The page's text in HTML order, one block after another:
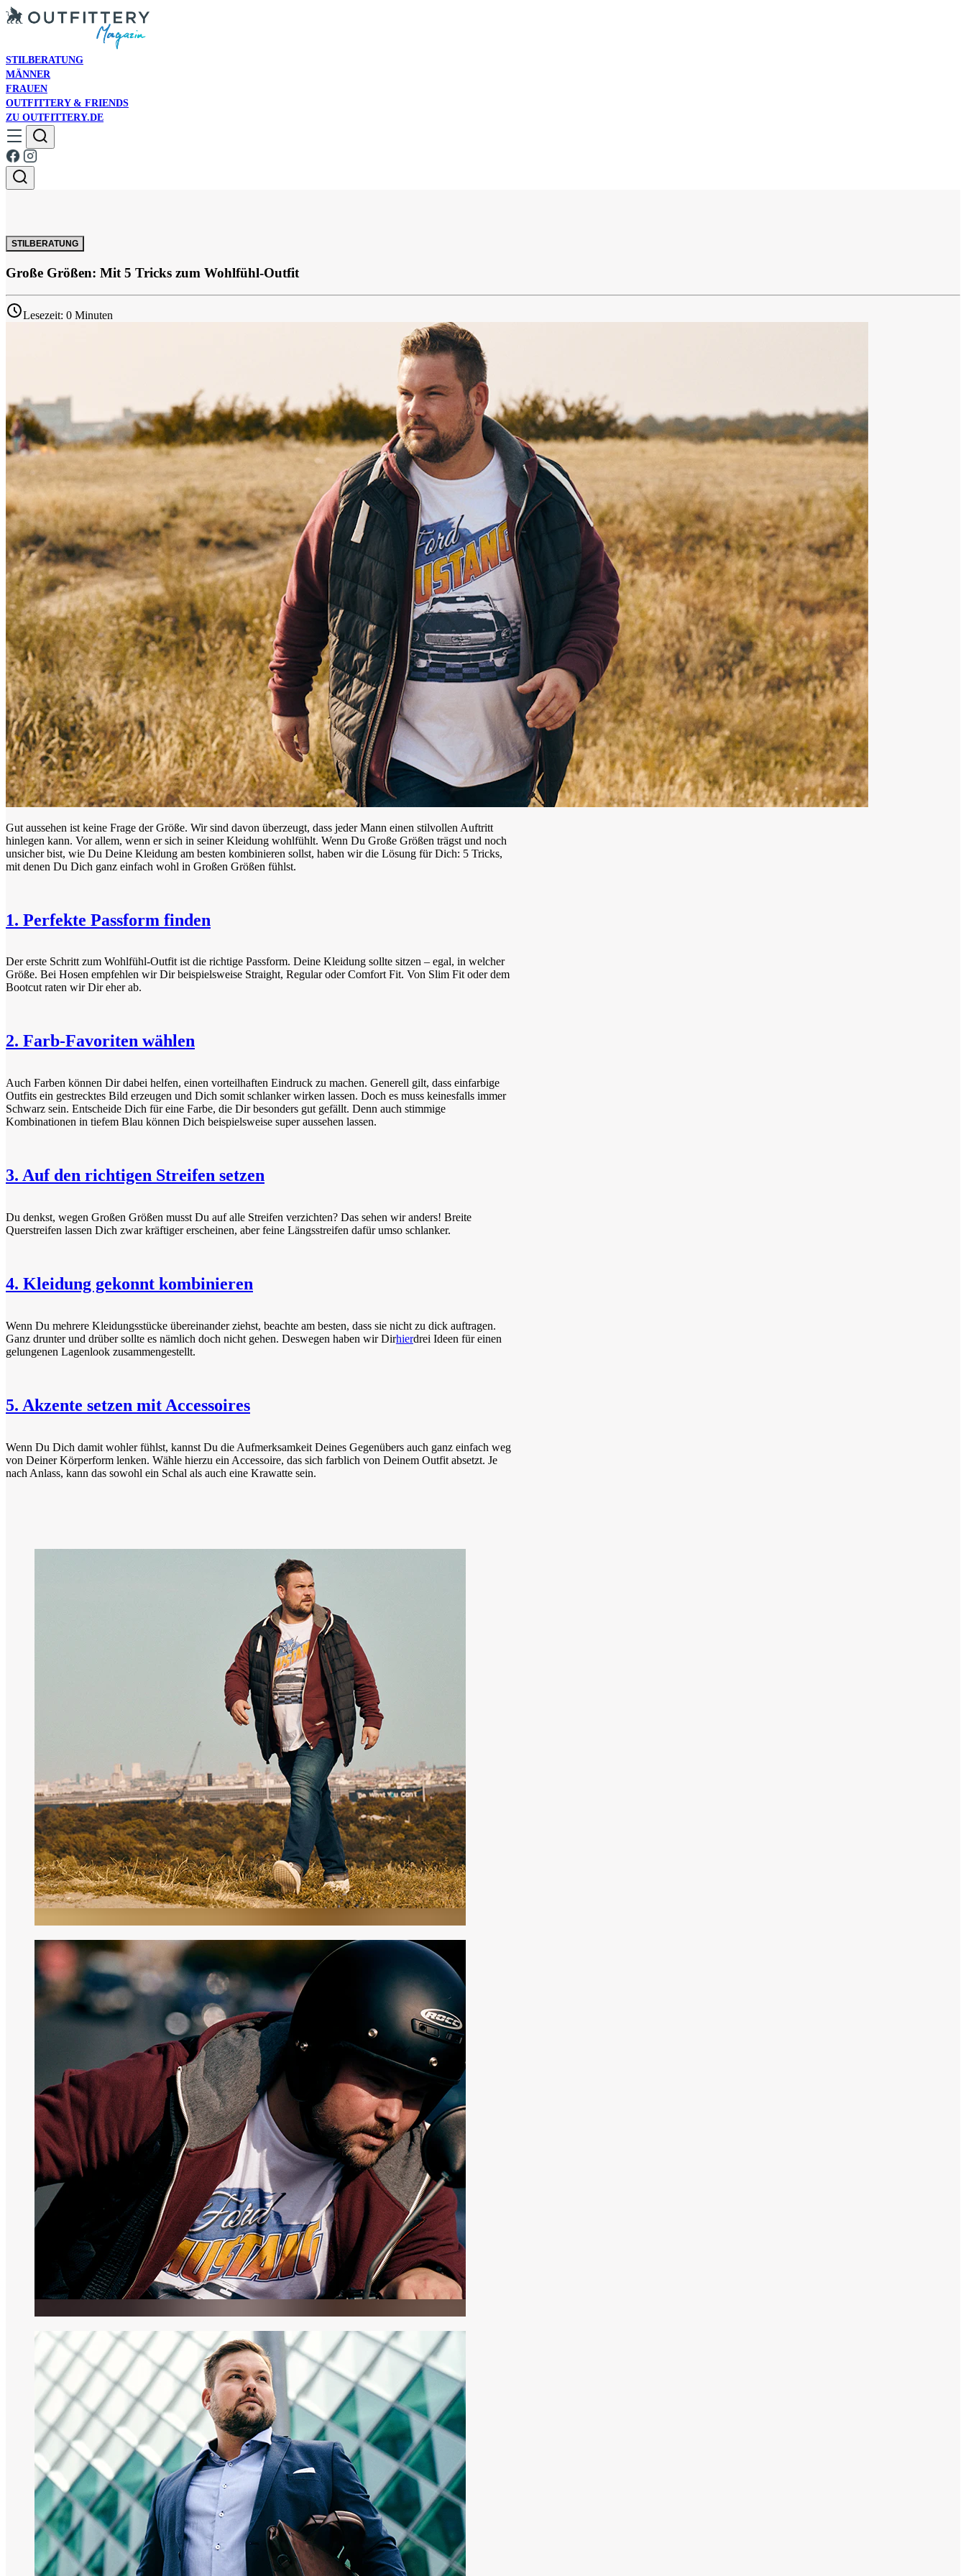
STILBERATUNG
MÄNNER
FRAUEN
OUTFITTERY & FRIENDS
ZU OUTFITTERY.DE
STILBERATUNG
Große Größen: Mit 5 Tricks zum Wohlfühl-Outfit
Lesezeit: 0 Minuten
Gut aussehen ist keine Frage der Größe. Wir sind davon überzeugt, dass jeder Mann einen stilvollen Auftritt
hinlegen kann. Vor allem, wenn er sich in seiner Kleidung wohlfühlt. Wenn Du Große Größen trägst und noch
unsicher bist, wie Du Deine Kleidung am besten kombinieren sollst, haben wir die Lösung für Dich: 5 Tricks,
mit denen Du Dich ganz einfach wohl in Großen Größen fühlst.
1. Perfekte Passform finden
Der erste Schritt zum Wohlfühl-Outfit ist die richtige Passform. Deine Kleidung sollte sitzen – egal, in welcher
Größe. Bei Hosen empfehlen wir Dir beispielsweise Straight, Regular oder Comfort Fit. Von Slim Fit oder dem
Bootcut raten wir Dir eher ab.
2. Farb-Favoriten wählen
Auch Farben können Dir dabei helfen, einen vorteilhaften Eindruck zu machen. Generell gilt, dass einfarbige
Outfits ein gestrecktes Bild erzeugen und Dich somit schlanker wirken lassen. Doch es muss keinesfalls immer
Schwarz sein. Entscheide Dich für eine Farbe, die Dir besonders gut gefällt. Denn auch stimmige
Kombinationen in tiefem Blau können Dich beispielsweise super aussehen lassen.
3. Auf den richtigen Streifen setzen
Du denkst, wegen Großen Größen musst Du auf alle Streifen verzichten? Das sehen wir anders! Breite
Querstreifen lassen Dich zwar kräftiger erscheinen, aber feine Längsstreifen dafür umso schlanker.
4. Kleidung gekonnt kombinieren
Wenn Du mehrere Kleidungsstücke übereinander ziehst, beachte am besten, dass sie nicht zu dick auftragen.
Ganz drunter und drüber sollte es nämlich doch nicht gehen. Deswegen haben wir Dirhierdrei Ideen für einen
gelungenen Lagenlook zusammengestellt.
5. Akzente setzen mit Accessoires
Wenn Du Dich damit wohler fühlst, kannst Du die Aufmerksamkeit Deines Gegenübers auch ganz einfach weg
von Deiner Körperform lenken. Wähle hierzu ein Accessoire, das sich farblich von Deinem Outfit absetzt. Je
nach Anlass, kann das sowohl ein Schal als auch eine Krawatte sein.